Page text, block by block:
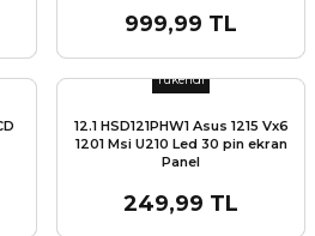
Dv2, Lenovo S12 Ekran panel
999,99 TL
Tükendi
12.1 HSD121PHW1 Asus 1215 Vx6
1201 Msi U210 Led 30 pin ekran
Panel
249,99 TL